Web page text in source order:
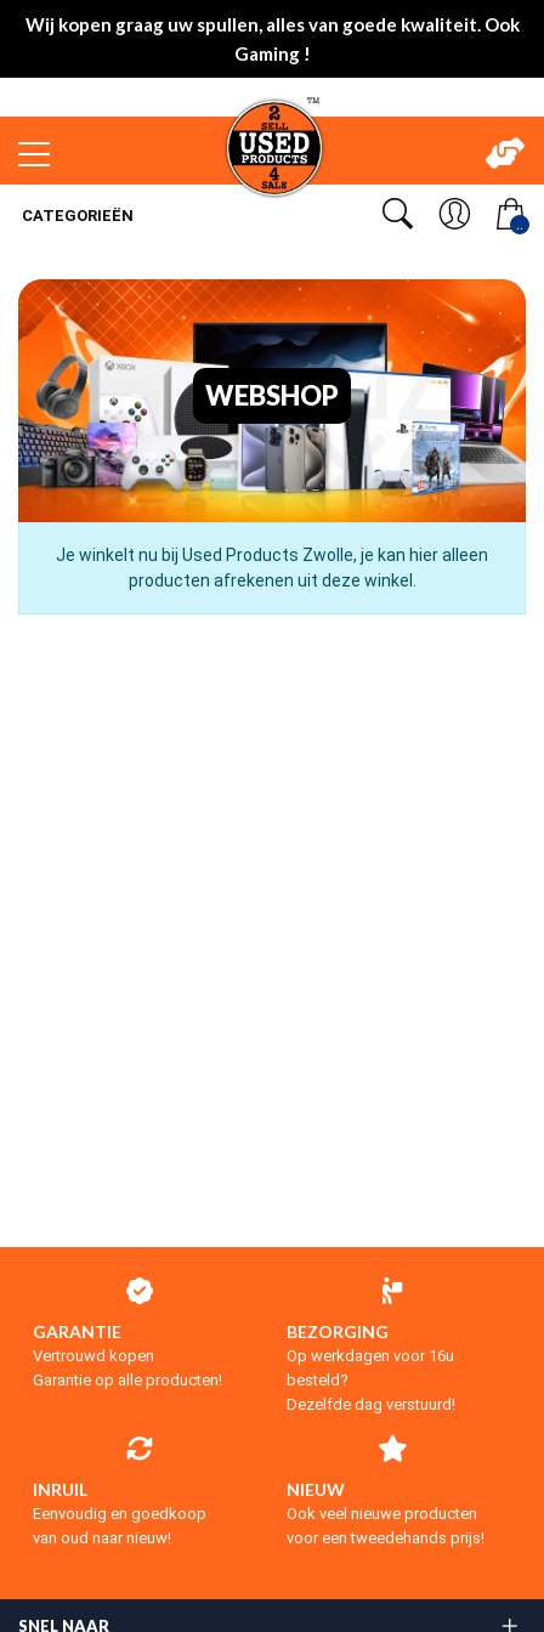
Wij kopen graag uw spullen, alles van goede kwaliteit. Ook
Gaming !
..
CATEGORIEËN
WEBSHOP
Je winkelt nu bij Used Products Zwolle, je kan hier alleen
producten afrekenen uit deze winkel.
GARANTIE
Vertrouwd kopen
Garantie op alle producten!
BEZORGING
Op werkdagen voor 16u
besteld?
Dezelfde dag verstuurd!
INRUIL
Eenvoudig en goedkoop
van oud naar nieuw!
NIEUW
Ook veel nieuwe producten
voor een tweedehands prijs!
SNEL NAAR